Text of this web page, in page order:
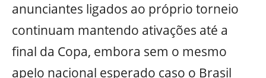
anunciantes ligados ao próprio torneio
continuam mantendo ativações até a
final da Copa, embora sem o mesmo
apelo nacional esperado caso o Brasil